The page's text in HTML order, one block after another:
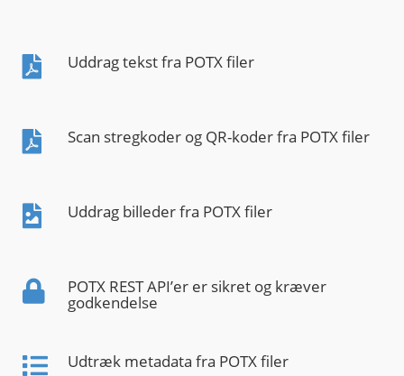
Uddrag tekst fra POTX filer
Scan stregkoder og QR-koder fra POTX filer
Uddrag billeder fra POTX filer
POTX REST API’er er sikret og kræver
godkendelse
Udtræk metadata fra POTX filer